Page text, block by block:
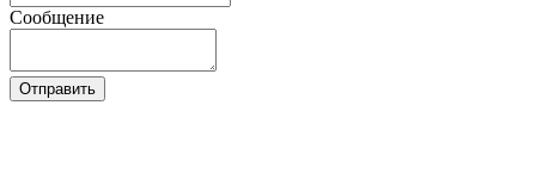
Сообщение
Отправить